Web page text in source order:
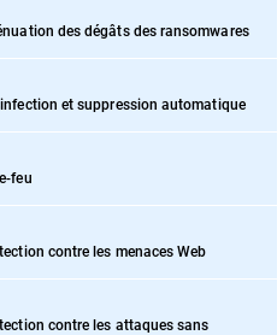
des dégâts des ransomwares
et suppression automatique
feu
contre les menaces Web
contre les attaques sans